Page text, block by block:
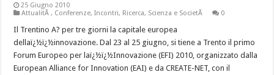
25 Giugno 2010
AttualitÃ, Conferenze,Incontri, Ricerca, Scienza e SocietÃ 0
Il Trentino A? per tre giorni la capitale europea
dellaï¿½ï¿½innovazione. Dal 23 al 25 giugno, si tiene a Trento il primo
Forum Europeo per laï¿½ï¿½Innovazione (EFI) 2010, organizzato dalla
European Alliance for Innovation (EAI) e da CREATE-NET, con il